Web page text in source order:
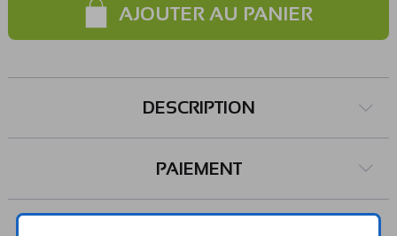
AJOUTER AU PANIER
DESCRIPTION
PAIEMENT